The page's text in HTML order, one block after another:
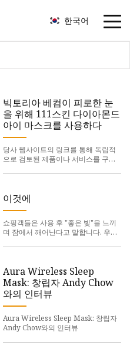
한국어
빅토리아 베컴이 피로한 눈
을 위해 111스킨 다이아몬드
아이 마스크를 사용하다
당사 웹사이트의 링크를 통해 독립적
으로 검토된 제품이나 서비스를 구매
이것에
쇼핑객들은 사용 후 "좋은 빛"을 느끼
며 잠에서 깨어난다고 말합니다. 우리
수 있습니다. 더 알아보기.
Aura Wireless Sleep
Mask: 창립자 Andy Chow
와의 인터뷰
Aura Wireless Sleep Mask: 창립자
Andy Chow와의 인터뷰